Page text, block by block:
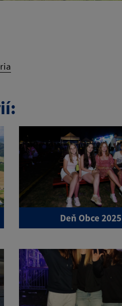
Deň Obce 2025